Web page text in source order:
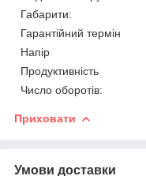
Габарити:
Гарантійний термін
Напір
Продуктивність
Число оборотів:
Приховати
Умови доставки